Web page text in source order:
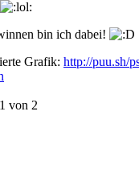
bin ich dabei!
Grafik: http://puu.sh/
von 2